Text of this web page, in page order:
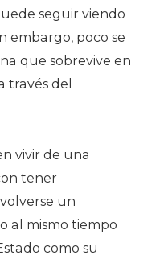
seguir viendo
embargo, poco se
que sobrevive en
través del
vivir de una
tener
un
al mismo tiempo
como su